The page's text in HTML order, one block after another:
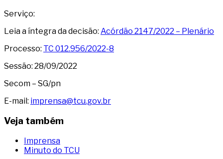
Serviço:
Leia a íntegra da decisão: Acórdão 2147/2022 – Plenário
Processo: TC 012.956/2022-8
Sessão: 28/09/2022
Secom – SG/pn
E-mail: imprensa@tcu.gov.br
Veja também
Imprensa
Minuto do TCU